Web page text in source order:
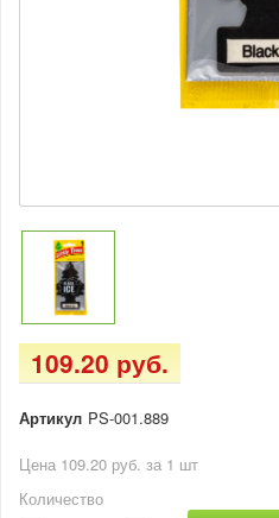
109.20 руб.
Артикул PS-001.889
Цена 109.20 руб. за 1 шт
Количество